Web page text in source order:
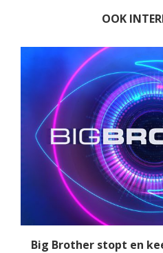
OOK
Big Brother stopt en